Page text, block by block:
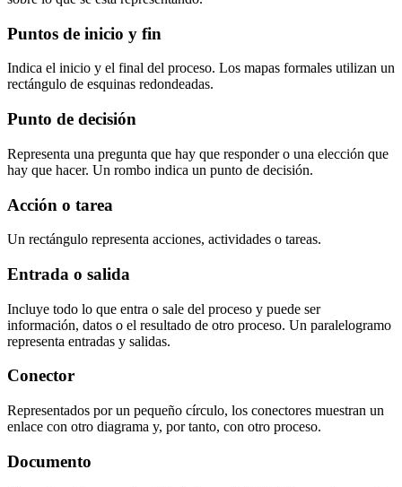
Puntos de inicio y fin
Indica el inicio y el final del proceso. Los mapas formales utilizan un
rectángulo de esquinas redondeadas.
Punto de decisión
Representa una pregunta que hay que responder o una elección que
hay que hacer. Un rombo indica un punto de decisión.
Acción o tarea
Un rectángulo representa acciones, actividades o tareas.
Entrada o salida
Incluye todo lo que entra o sale del proceso y puede ser
información, datos o el resultado de otro proceso. Un paralelogramo
representa entradas y salidas.
Conector
Representados por un pequeño círculo, los conectores muestran un
enlace con otro diagrama y, por tanto, con otro proceso.
Documento